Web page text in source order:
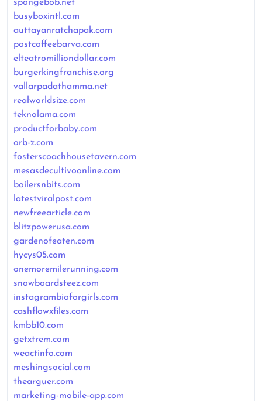
spongebob.net
busyboxintl.com
auttayanratchapak.com
postcoffeebarva.com
elteatromilliondollar.com
burgerkingfranchise.org
vallarpadathamma.net
realworldsize.com
teknolama.com
productforbaby.com
orb-z.com
fosterscoachhousetavern.com
mesasdecultivoonline.com
boilersnbits.com
latestviralpost.com
newfreearticle.com
blitzpowerusa.com
gardenofeaten.com
hycys05.com
onemoremilerunning.com
snowboardsteez.com
instagrambioforgirls.com
cashflowxfiles.com
kmbb10.com
getxtrem.com
weactinfo.com
meshingsocial.com
thearguer.com
marketing-mobile-app.com